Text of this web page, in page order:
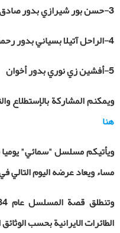
3-حسن بور شيرازي بدور صادق
4-الراحل آتيلا بسياني بدور رحمت
5-أفشين زي نوري بدور أخوان
ويمكنم المشاركة بالإستطلاع
هنا
مساء ويعاد عرضه اليوم التالي في الساعات
الطائرات الايرانية بحسب